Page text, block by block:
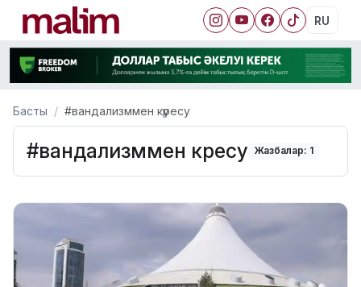
RU
Басты #вандализммен күресу
#вандализммен күресу Жазбалар: 1